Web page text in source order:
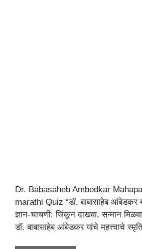
Dr. Babasaheb Ambedkar
marathi Quiz “डॉ. बाबासाहेब आंबेडकर
ज्ञान-चाचणी: जिंकून दाखवा, सन्मान
डॉ. बाबासाहेब आंबेडकर यांचे महत्त्वाचे